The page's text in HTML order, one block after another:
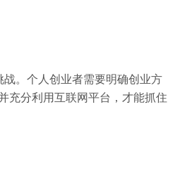
。个人创业者需要明确创业方
充分利用互联网平台，才能抓住